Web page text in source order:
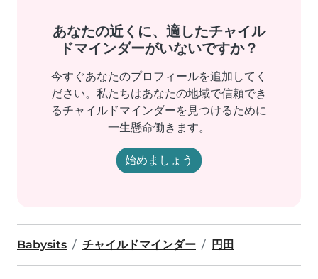
あなたの近くに、適したチャイル
ドマインダーがいないですか？
今すぐあなたのプロフィールを追加してく
ださい。私たちはあなたの地域で信頼でき
るチャイルドマインダーを見つけるために
一生懸命働きます。
始めましょう
Babysits チャイルドマインダー 円田